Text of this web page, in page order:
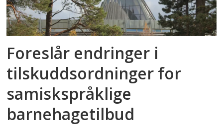
Foreslår endringer i
tilskuddsordninger for
samiskspråklige
barnehagetilbud